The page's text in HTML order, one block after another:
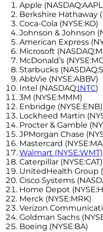
Apple
Berkshire Hathaway
Coca-Cola (NYSE:KO)
Johnson & Johnson
American Express
Microsoft
McDonald’s
Starbucks
AbbVie (NYSE:ABBV)
Intel (NASDAQ:INTC)
3M (NYSE:MMM)
Enbridge (NYSE:ENB)
Lockheed Martin
Procter & Gamble
JPMorgan Chase
Mastercard
Walmart (NYSE:WMT)
Caterpillar (NYSE:CAT)
UnitedHealth Group
Cisco Systems
Home Depot
Merck (NYSE:MRK)
Verizon
Goldman Sachs
Boeing (NYSE:BA)